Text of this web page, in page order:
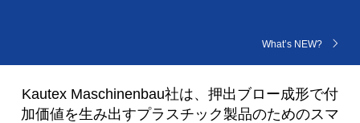
What’s NEW?
Kautex Maschinenbau社は、押出ブロー成形で付
加価値を生み出すプラスチック製品のためのスマ